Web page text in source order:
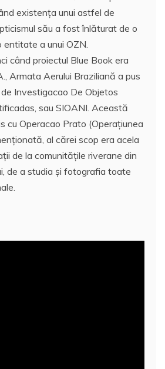
existența unui astfel de
său a fost înlăturat de o
a unui OZN.
când proiectul Blue Book era
Armata Aerului Braziliană a pus
Investigacao De Objetos
sau SIOANI. Această
cu Operacao Prato (Operațiunea
al cărei scop era acela
de la comunitățile riverane din
de a studia și fotografia toate